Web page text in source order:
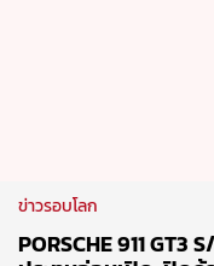
ข่าวรอบโลก
PORSCHE 911